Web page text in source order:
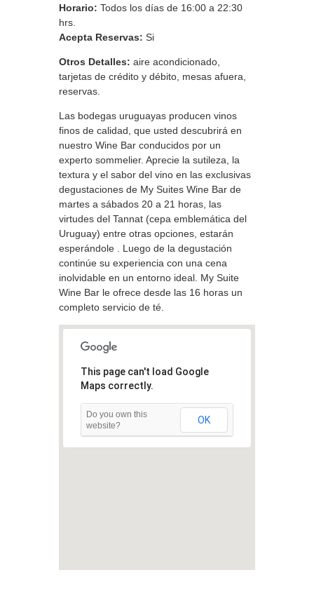
Horario: Todos los días de 16:00 a 22:30
hrs.
Acepta Reservas: Si
Otros Detalles: aire acondicionado,
tarjetas de crédito y débito, mesas afuera,
reservas.
Las bodegas uruguayas producen vinos
finos de calidad, que usted descubrirá en
nuestro Wine Bar conducidos por un
experto sommelier. Aprecie la sutileza, la
textura y el sabor del vino en las exclusivas
degustaciones de My Suites Wine Bar de
martes a sábados 20 a 21 horas, las
virtudes del Tannat (cepa emblemática del
Uruguay) entre otras opciones, estarán
esperándole . Luego de la degustación
continúe su experiencia con una cena
inolvidable en un entorno ideal. My Suite
Wine Bar le ofrece desde las 16 horas un
completo servicio de té.
This page can't load Google
Maps correctly.
Do you own this
website?
OK